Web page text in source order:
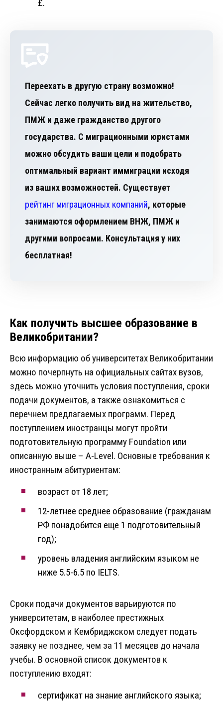
£.
Переехать в другую страну возможно!
Сейчас легко получить вид на жительство,
ПМЖ и даже гражданство другого
государства. С миграционными юристами
можно обсудить ваши цели и подобрать
оптимальный вариант иммиграции исходя
из ваших возможностей. Существует
рейтинг миграционных компаний, которые
занимаются оформлением ВНЖ, ПМЖ и
другими вопросами. Консультация у них
бесплатная!
Как получить высшее образование в
Великобритании?
Всю информацию об университетах Великобритании
можно почерпнуть на официальных сайтах вузов,
здесь можно уточнить условия поступления, сроки
подачи документов, а также ознакомиться с
перечнем предлагаемых программ. Перед
поступлением иностранцы могут пройти
подготовительную программу Foundation или
описанную выше – A-Level. Основные требования к
иностранным абитуриентам:
возраст от 18 лет;
12-летнее среднее образование (гражданам
РФ понадобится еще 1 подготовительный
год);
уровень владения английским языком не
ниже 5.5-6.5 по IELTS.
Сроки подачи документов варьируются по
университетам, в наиболее престижных
Оксфордском и Кембриджском следует подать
заявку не позднее, чем за 11 месяцев до начала
учебы. В основной список документов к
поступлению входят:
сертификат на знание английского языка;